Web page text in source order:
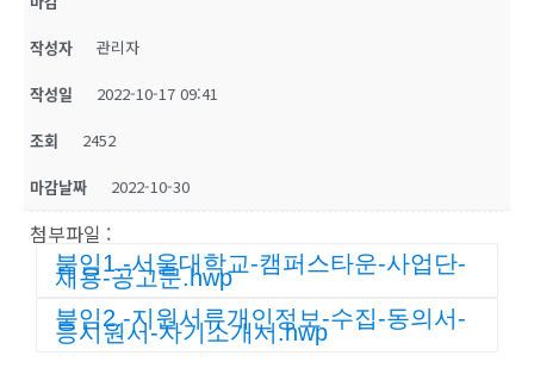
작성자 관리자
작성일 2022-10-17 09:41
조회 2452
마감날짜 2022-10-30
첨부파일 :
붙임1.-서울대학교-캠퍼스타운-사업단-
채용-공고문.hwp
붙임2.-지원서류개인정보-수집-동의서-
응시원서-자기소개서.hwp